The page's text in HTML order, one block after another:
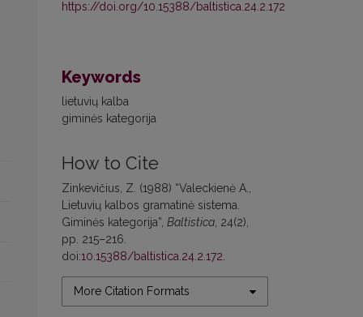
https://doi.org/10.15388/baltistica.24.2.172
Keywords
lietuvių kalba
giminės kategorija
How to Cite
Zinkevičius, Z. (1988) “Valeckienė A.,
Lietuvių kalbos gramatinė sistema.
Giminės kategorija”, Baltistica, 24(2),
pp. 215–216.
doi:10.15388/baltistica.24.2.172.
More Citation Formats